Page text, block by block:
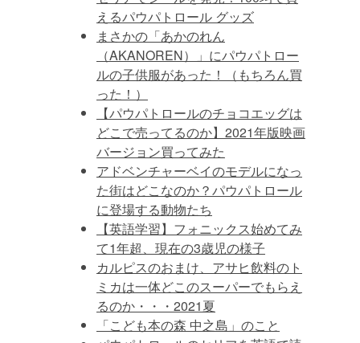
えるパウパトロール グッズ
まさかの「あかのれん
（AKANOREN）」にパウパトロー
ルの子供服があった！（もちろん買
った！）
【パウパトロールのチョコエッグは
どこで売ってるのか】2021年版映画
バージョン買ってみた
アドベンチャーベイのモデルになっ
た街はどこなのか？パウパトロール
に登場する動物たち
【英語学習】フォニックス始めてみ
て1年超、現在の3歳児の様子
カルピスのおまけ、アサヒ飲料のト
ミカは一体どこのスーパーでもらえ
るのか・・・2021夏
「こども本の森 中之島」のこと